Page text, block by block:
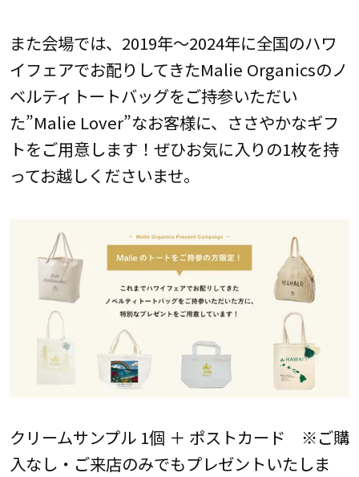
また会場では、2019年～2024年に全国のハワ
イフェアでお配りしてきたMalie Organicsのノ
ベルティトートバッグをご持参いただい
た”Malie Lover”なお客様に、ささやかなギフ
トをご用意します！ぜひお気に入りの1枚を持
ってお越しくださいませ。
クリームサンプル 1個 ＋ ポストカード ※ご購
入なし・ご来店のみでもプレゼントいたしま